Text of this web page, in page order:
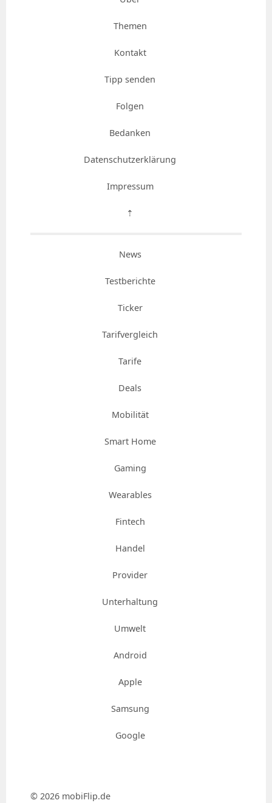
Themen
Kontakt
Tipp senden
Folgen
Bedanken
Datenschutzerklärung
Impressum
⇡
News
Testberichte
Ticker
Tarifvergleich
Tarife
Deals
Mobilität
Smart Home
Gaming
Wearables
Fintech
Handel
Provider
Unterhaltung
Umwelt
Android
Apple
Samsung
Google
© 2026 mobiFlip.de